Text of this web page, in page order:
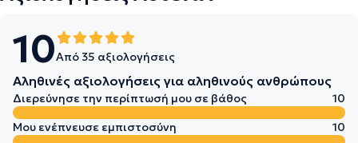
10Από 35 αξιολογήσεις
Αληθινές αξιολογήσεις για αληθινούς ανθρώπους
Διερεύνησε την περίπτωσή μου σε βάθος
10
Μου ενέπνευσε εμπιστοσύνη
10